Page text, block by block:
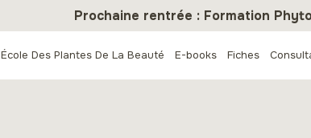
Prochaine rentrée : Formation
École Des Plantes De La Beauté E-books Fiches